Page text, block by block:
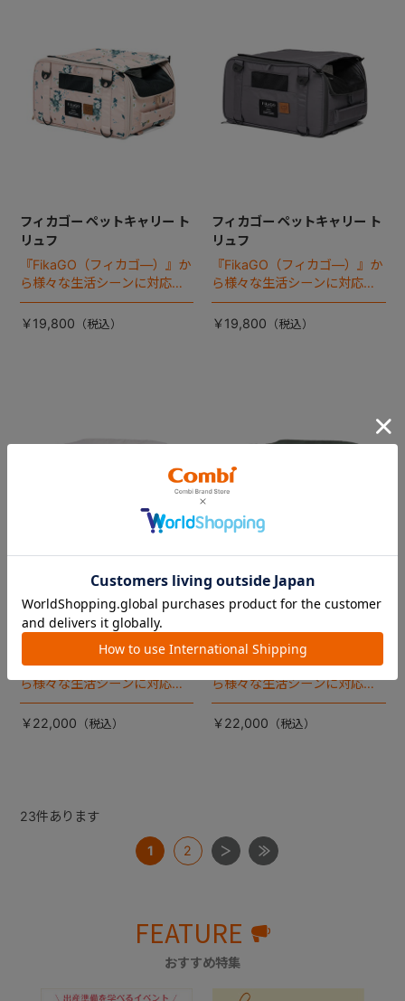
フィカゴー ペットキャリー ト
リュフ
『FikaGO（フィカゴ―）』か
ら様々な生活シーンに対応す
る猫＆超小型犬用 ペットキャ
リー 『トリュフ』 登場！
￥19,800
フィカゴー ペットキャリー ト
リュフ
『FikaGO（フィカゴ―）』か
ら様々な生活シーンに対応す
る猫＆超小型犬用 ペットキャ
リー 『トリュフ』 登場！
￥19,800
フィカゴー ペットキャリー ト
『FikaGO（フィカゴ―）』か
ら様々な生活シーンに対応す
る4wayタイプの小型犬用 ペ
ットキャリー 『トリュフ プラ
￥22,000
リュフ プラス
『FikaGO（フィカゴ―）』か
ら様々な生活シーンに対応す
る4wayタイプの小型犬用 ペ
ットキャリー 『トリュフ プラ
￥22,000
23件あります
1 2
FEATURE
おすすめ特集